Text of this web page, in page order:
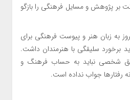
بر پژوهش و مسایل فرهنگی را بازگو
به زبان هنر و پیوست فرهنگی برای
برخورد سلیقگی با هنرمندان داشت.
شخصی نباید به حساب فرهنگ و
رفتارها جواب نداده است.